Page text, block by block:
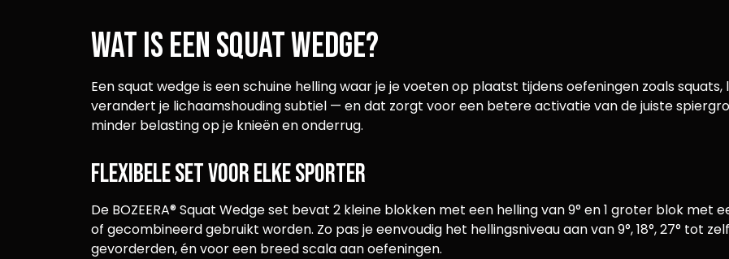
Wat is een Squat Wedge?
Een squat wedge is een schuine helling waar je je voeten op plaatst tijdens oefeningen zoals
verandert je lichaamshouding subtiel — en dat zorgt voor een betere activatie van de juiste
minder belasting op je knieën en onderrug.
Flexibele set voor elke sporter
De BOZEERA® Squat Wedge set bevat 2 kleine blokken met een helling van 9° en 1 groter blok met
of gecombineerd gebruikt worden. Zo pas je eenvoudig het hellingsniveau aan van 9°, 18°, 27° tot
gevorderden, én voor een breed scala aan oefeningen.